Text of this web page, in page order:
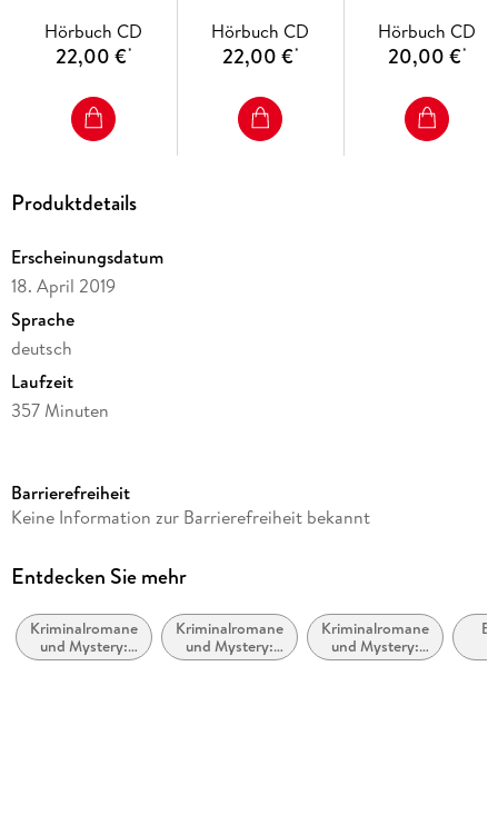
Hörbuch CD
22,00 €*
Hörbuch CD
22,00 €*
Hörbuch CD
20,00 €*
Produktdetails
Erscheinungsdatum
18. April 2019
Sprache
deutsch
Laufzeit
357 Minuten
Autor/Autorin
Sprecher/Sprecherin
Verlag/Hersteller
Der Audio Verlag GmbH
Barrierefreiheit
Keine Information zur Barrierefreiheit bekannt
Entdecken Sie mehr
Kriminalromane
und Mystery:
Cosy Mystery
Kriminalromane
und Mystery:
Humor
Kriminalromane
und Mystery:
Polizeiarbeit &